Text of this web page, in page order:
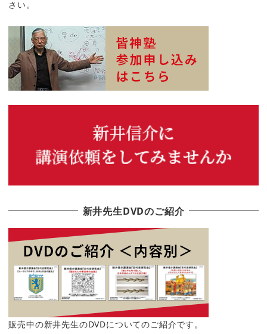
さい。
新井先生DVDのご紹介
販売中の新井先生のDVDについてのご紹介です。